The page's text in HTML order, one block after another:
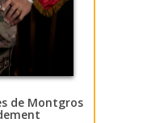
de Montgros